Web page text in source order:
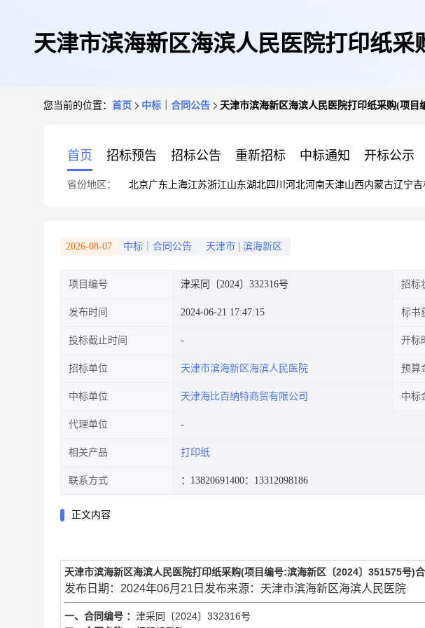
天津市滨海新区海滨人民医院打印纸采
您当前的位置： 首页 中标｜合同公告 天津市滨海新区海滨人民医院打印纸采购(项目
首页 招标预告 招标公告 重新招标 中标通知 开标公示
省份地区： 北京广东 上海江苏浙江山东湖北四川 河北河南天津山西内蒙古辽宁吉
2026-08-07 中标｜合同公告 天津市 滨海新区
项目编号 津采同〔2024〕332316号 招标
发布时间 2024-06-21 17:47:15 标书
投标截止时间 开标
招标单位 天津市滨海新区海滨人民医院 预算
中标单位 天津海比百纳特商贸有限公司 中标
代理单位
相关产品 打印纸
联系方式 ：13820691400：13312098186
正文内容
天津市滨海新区海滨人民医院打印纸采购(项目编号:滨海新区〔2024〕351575号)
发布日期：2024年06月21日发布来源：天津市滨海新区海滨人民医院
一、合同编号 ： 津采同〔2024〕332316号